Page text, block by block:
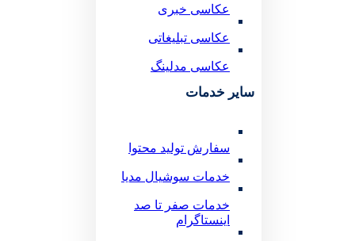
عکاسی خبری
عکاسی تبلیغاتی
عکاسی مدلینگ
سایر خدمات
سفارش تولید محتوا
خدمات سوشیال مدیا
خدمات صفر تا صد
اینستاگرام